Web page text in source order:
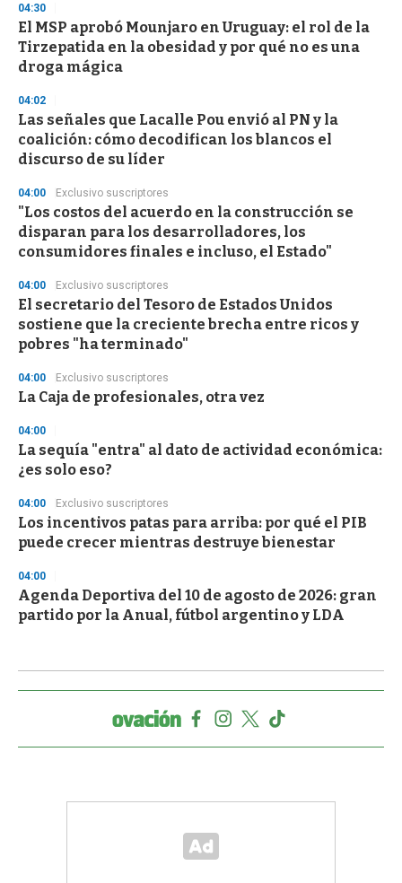
d
s
o
f
3
s
e
c
o
n
04:30
El MSP aprobó Mounjaro en Uruguay: el rol de la
Tirzepatida en la obesidad y por qué no es una
droga mágica
04:02
Las señales que Lacalle Pou envió al PN y la
coalición: cómo decodifican los blancos el
discurso de su líder
04:00 Exclusivo suscriptores
"Los costos del acuerdo en la construcción se
disparan para los desarrolladores, los
consumidores finales e incluso, el Estado"
04:00 Exclusivo suscriptores
El secretario del Tesoro de Estados Unidos
sostiene que la creciente brecha entre ricos y
pobres "ha terminado"
04:00 Exclusivo suscriptores
La Caja de profesionales, otra vez
04:00
La sequía "entra" al dato de actividad económica:
¿es solo eso?
04:00 Exclusivo suscriptores
Los incentivos patas para arriba: por qué el PIB
puede crecer mientras destruye bienestar
04:00
Agenda Deportiva del 10 de agosto de 2026: gran
partido por la Anual, fútbol argentino y LDA